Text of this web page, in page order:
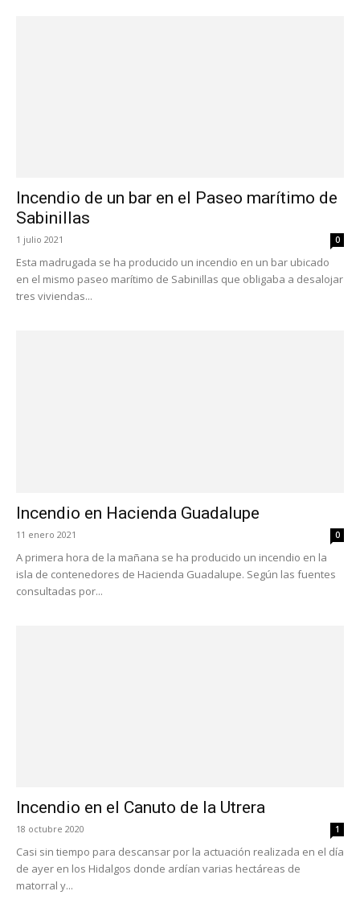
Incendio de un bar en el Paseo marítimo de
Sabinillas
1 julio 2021 0
Esta madrugada se ha producido un incendio en un bar ubicado
en el mismo paseo marítimo de Sabinillas que obligaba a desalojar
tres viviendas...
Incendio en Hacienda Guadalupe
11 enero 2021 0
A primera hora de la mañana se ha producido un incendio en la
isla de contenedores de Hacienda Guadalupe. Según las fuentes
consultadas por...
Incendio en el Canuto de la Utrera
18 octubre 2020 1
Casi sin tiempo para descansar por la actuación realizada en el día
de ayer en los Hidalgos donde ardían varias hectáreas de
matorral y...